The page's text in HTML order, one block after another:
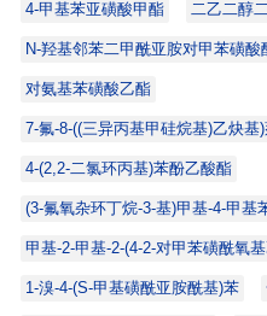
4-甲基苯亚磺酸甲酯 二乙二醇
N-羟基邻苯二甲酰亚胺对甲苯磺酸
对氨基苯磺酸乙酯
7-氟-8-((三异丙基甲硅烷基)乙炔基
4-(2,2-二氯环丙基)苯酚乙酸酯
(3-氟氧杂环丁烷-3-基)甲基-4-甲基
甲基-2-甲基-2-(4-2-对甲苯磺酰氧
1-溴-4-(S-甲基磺酰亚胺酰基)苯